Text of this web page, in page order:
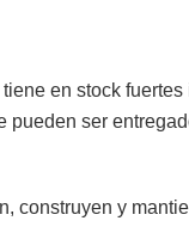
en stock
pueden ser
construyen y